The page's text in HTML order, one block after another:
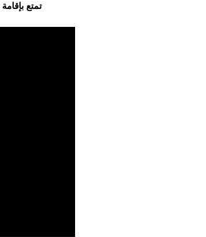
تمتع